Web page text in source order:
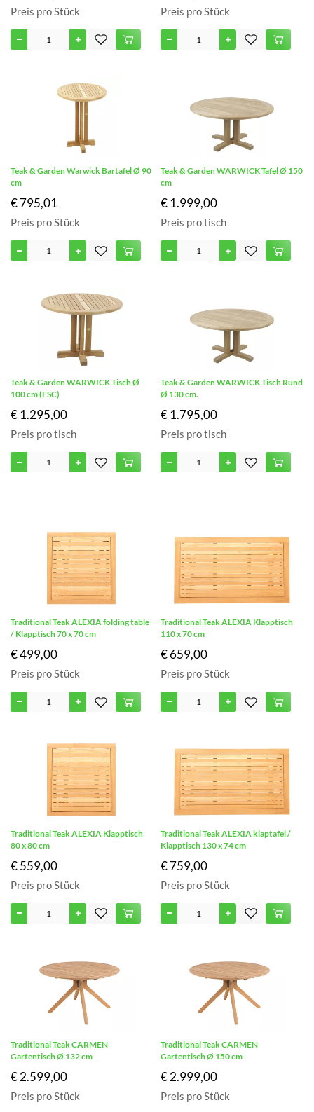
Preis pro Stück Preis pro Stück
Teak & Garden Warwick Bartafel Ø 90
cm
€ 795,01
Preis pro Stück
Teak & Garden WARWICK Tafel Ø 150
cm
€ 1.999,00
Preis pro tisch
Teak & Garden WARWICK Tisch Ø
100 cm (FSC)
€ 1.295,00
Preis pro tisch
Teak & Garden WARWICK Tisch Rund
Ø 130 cm.
€ 1.795,00
Preis pro tisch
Traditional Teak ALEXIA folding table
/ Klapptisch 70 x 70 cm
€ 499,00
Preis pro Stück
Traditional Teak ALEXIA Klapptisch
110 x 70 cm
€ 659,00
Preis pro Stück
Traditional Teak ALEXIA Klapptisch
80 x 80 cm
€ 559,00
Preis pro Stück
Traditional Teak ALEXIA klaptafel /
Klapptisch 130 x 74 cm
€ 759,00
Preis pro Stück
Traditional Teak CARMEN
Gartentisch Ø 132 cm
€ 2.599,00
Preis pro Stück
Traditional Teak CARMEN
Gartentisch Ø 150 cm
€ 2.999,00
Preis pro Stück